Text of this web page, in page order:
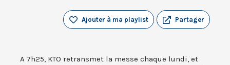
Partager
Ajouter à ma playlist
A 7h25, KTO retransmet la messe chaque lundi, et